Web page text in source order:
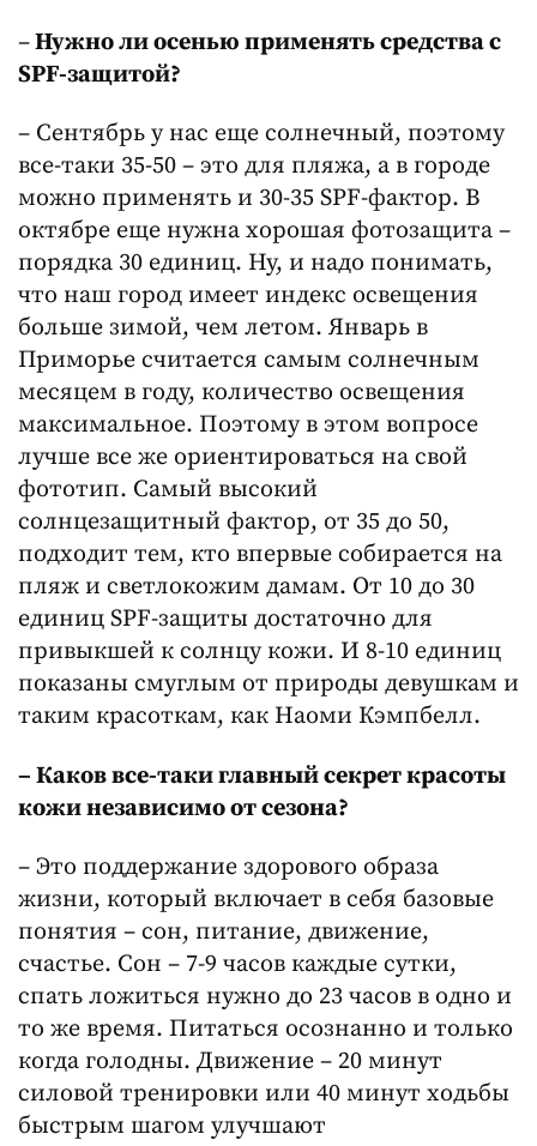
–Нужно ли осенью применять средства с
SPF-защитой?
– Сентябрь у нас еще солнечный, поэтому
все-таки 35-50 – это для пляжа, а в городе
можно применять и 30-35 SPF-фактор. В
октябре еще нужна хорошая фотозащита –
порядка 30 единиц. Ну, и надо понимать,
что наш город имеет индекс освещения
больше зимой, чем летом. Январь в
Приморье считается самым солнечным
месяцем в году, количество освещения
максимальное. Поэтому в этом вопросе
лучше все же ориентироваться на свой
фототип. Самый высокий
солнцезащитный фактор, от 35 до 50,
подходит тем, кто впервые собирается на
пляж и светлокожим дамам. От 10 до 30
единиц SPF-защиты достаточно для
привыкшей к солнцу кожи. И 8-10 единиц
показаны смуглым от природы девушкам и
таким красоткам, как Наоми Кэмпбелл.
– Каков все-таки главный секрет красоты
кожи независимо от сезона?
– Это поддержание здорового образа
жизни, который включает в себя базовые
понятия – сон, питание, движение,
счастье. Сон – 7-9 часов каждые сутки,
спать ложиться нужно до 23 часов в одно и
то же время. Питаться осознанно и только
когда голодны. Движение – 20 минут
силовой тренировки или 40 минут ходьбы
быстрым шагом улучшают